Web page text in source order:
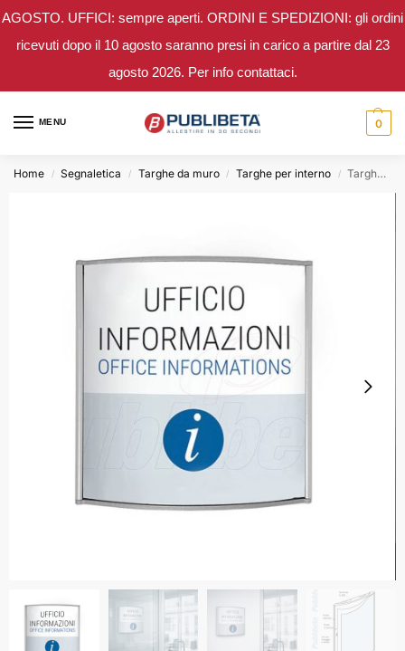
AGOSTO. UFFICI: sempre aperti. ORDINI E SPEDIZIONI: gli ordini
ricevuti dopo il 10 agosto saranno presi in carico a partire dal 23
agosto 2026. Per info contattaci.
MENU 0
Home / Segnaletica / Targhe da muro / Targhe per interno / Targhe da muro BETA1 – Profilo 15 cm